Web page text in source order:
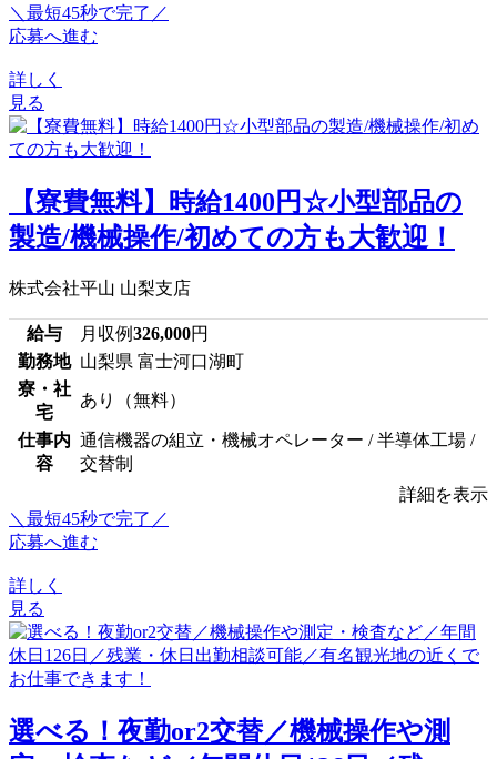
＼最短45秒で完了／
応募へ進む
詳しく
見る
【寮費無料】時給1400円☆小型部品の
製造/機械操作/初めての方も大歓迎！
株式会社平山 山梨支店
給与 月収例326,000円
勤務地 山梨県 富士河口湖町
寮・社
宅
あり（無料）
仕事内
容
通信機器の組立・機械オペレーター / 半導体工場 /
交替制
詳細を表示
＼最短45秒で完了／
応募へ進む
詳しく
見る
選べる！夜勤or2交替／機械操作や測